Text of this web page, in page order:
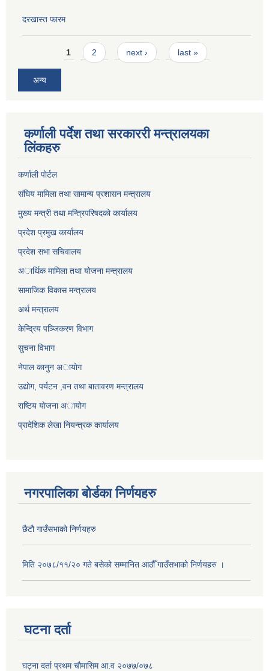
दरखास्त फारम
Pages1 2 next › last »
अन्य
कर्णाली पर्देश तथा सरकाररी मन्त्रालयका
लिंकहरु
कर्णाली पाेर्टल
संघिय मामिला तथा सामान्य प्रशासन मन्त्रालय
मुख्य मन्त्री तथा मन्त्रिपरिषदको कार्यालय
प्रदेश प्रमुख कार्यालय
प्रदेश सभा सचिवालय
अार्थिक मामिला तथा याेजना मन्त्रालय
सामाजिक विकास मन्त्रालय
अर्थ मन्त्रालय
केन्द्रिय पञ्जिकरण विभाग
सुचना विभाग
नेपाल कानुन अायाेग
उद्योग, पर्यटन ,वन तथा बातावरण मन्त्रालय
राष्टिय याेजना अायोग
प्रादेशिक लेखा नियन्त्रक कार्यालय
नगरपालिका बोर्डका निर्णयहरु
छैटौ गाउँसभाको निर्णयहरु
मिति २०७८/११/२० गते बसेको सम्मानित आठौँ गाउँसभाको निर्णयहरु ।
घटना दर्ता
घट्ना दर्ता प्रथम चौमासिम आ.व २०७७/०७८